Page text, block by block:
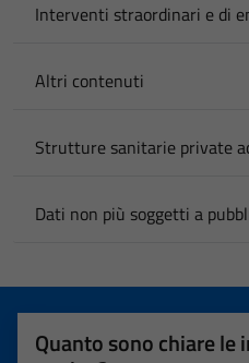
Interventi straordinari e di
Altri contenuti
Strutture sanitarie private
Dati non più soggetti a
Quanto sono chiare